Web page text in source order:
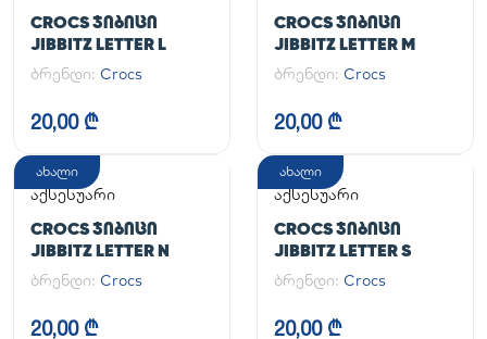
CROCS ᲯᲘᲑᲘᲪᲘ
JIBBITZ LETTER L
ბრენდი: Crocs
20,00 ₾
CROCS ᲯᲘᲑᲘᲪᲘ
JIBBITZ LETTER M
ბრენდი: Crocs
20,00 ₾
ახალი
აქსესუარი
CROCS ᲯᲘᲑᲘᲪᲘ
JIBBITZ LETTER N
ბრენდი: Crocs
20,00 ₾
ახალი
აქსესუარი
CROCS ᲯᲘᲑᲘᲪᲘ
JIBBITZ LETTER S
ბრენდი: Crocs
20,00 ₾